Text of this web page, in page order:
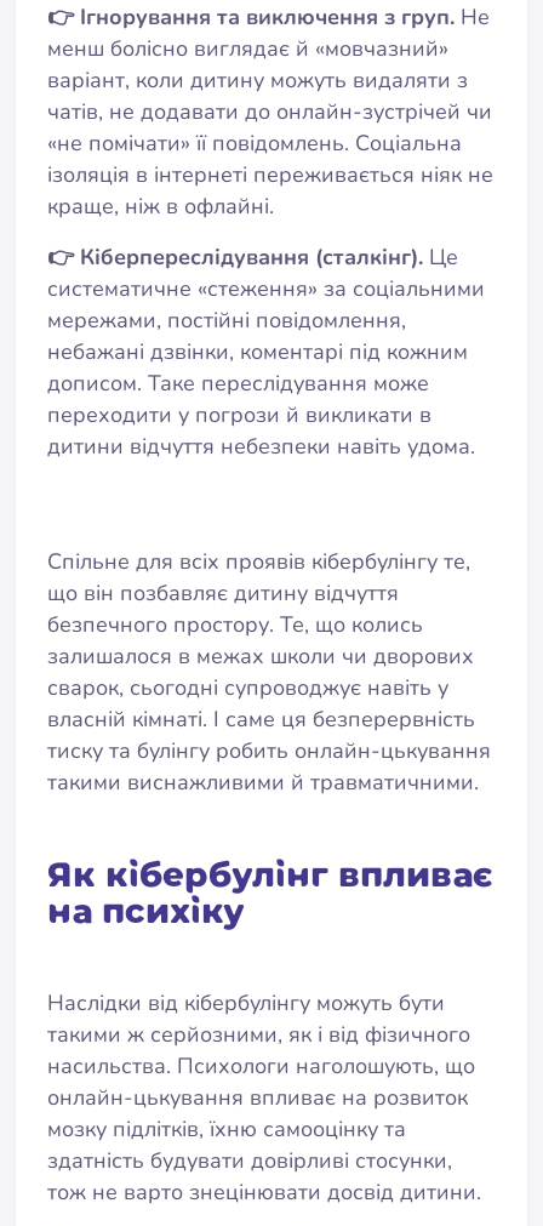
👉 Ігнорування та виключення з груп. Не
менш болісно виглядає й «мовчазний»
варіант, коли дитину можуть видаляти з
чатів, не додавати до онлайн-зустрічей чи
«не помічати» її повідомлень. Соціальна
ізоляція в інтернеті переживається ніяк не
краще, ніж в офлайні.
👉 Кіберпереслідування (сталкінг). Це
систематичне «стеження» за соціальними
мережами, постійні повідомлення,
небажані дзвінки, коментарі під кожним
дописом. Таке переслідування може
переходити у погрози й викликати в
дитини відчуття небезпеки навіть удома.
Спільне для всіх проявів кібербулінгу те,
що він позбавляє дитину відчуття
безпечного простору. Те, що колись
залишалося в межах школи чи дворових
сварок, сьогодні супроводжує навіть у
власній кімнаті. І саме ця безперервність
тиску та булінгу робить онлайн-цькування
такими виснажливими й травматичними.
Як кібербулінг впливає
на психіку
Наслідки від кібербулінгу можуть бути
такими ж серйозними, як і від фізичного
насильства. Психологи наголошують, що
онлайн-цькування впливає на розвиток
мозку підлітків, їхню самооцінку та
здатність будувати довірливі стосунки,
тож не варто знецінювати досвід дитини.